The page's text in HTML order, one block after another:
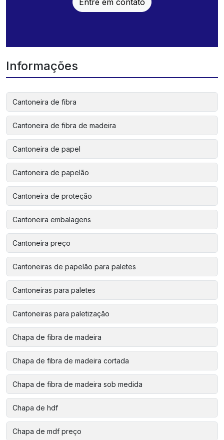
Informações
Cantoneira de fibra
Cantoneira de fibra de madeira
Cantoneira de papel
Cantoneira de papelão
Cantoneira de proteção
Cantoneira embalagens
Cantoneira preço
Cantoneiras de papelão para paletes
Cantoneiras para paletes
Cantoneiras para paletização
Chapa de fibra de madeira
Chapa de fibra de madeira cortada
Chapa de fibra de madeira sob medida
Chapa de hdf
Chapa de mdf preço